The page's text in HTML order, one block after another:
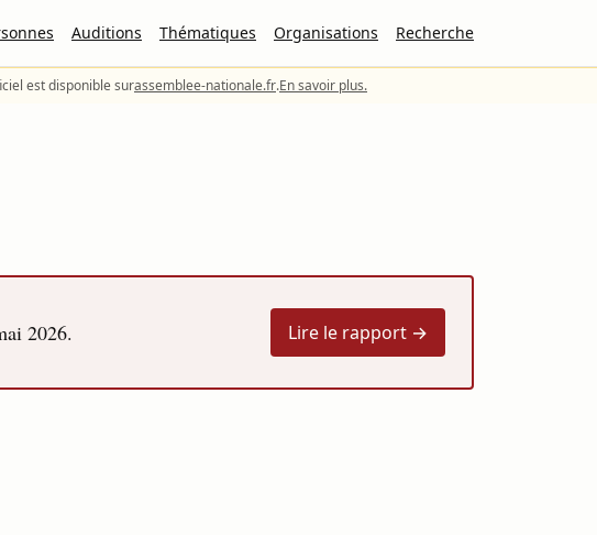
Auditions Thématiques Organisations Recherche
est disponible surassemblee-nationale.fr.En savoir plus.
2026. Lire le rapport →